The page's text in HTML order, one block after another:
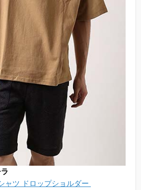
ャツ ドロップショルダー